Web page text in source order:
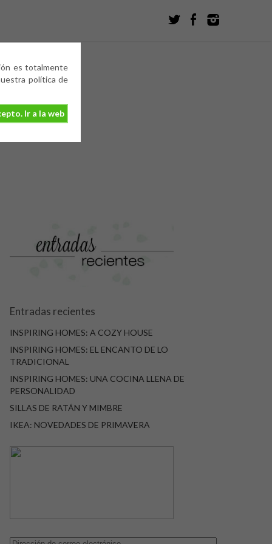
es totalmente
política de
Ir a la web
Entradas recientes
INSPIRING HOMES: A COZY HOUSE
INSPIRING HOMES: EL ENCANTO DE LO
TRADICIONAL
INSPIRING HOMES: UNA COCINA LLENA DE
PERSONALIDAD
SILLAS DE RATÁN Y MIMBRE
IKEA: NOVEDADES DE PRIMAVERA